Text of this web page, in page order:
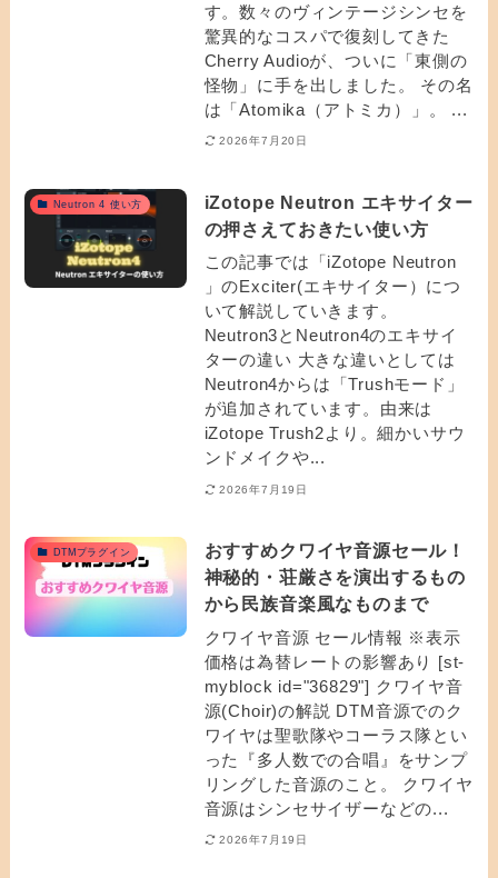
す。数々のヴィンテージシンセを
驚異的なコスパで復刻してきた
Cherry Audioが、ついに「東側の
怪物」に手を出しました。 その名
は「Atomika（アトミカ）」。 ...
2026年7月20日
Neutron 4 使い方
iZotope Neutron エキサイター
の押さえておきたい使い方
この記事では「iZotope Neutron
」のExciter(エキサイター）につ
いて解説していきます。
Neutron3とNeutron4のエキサイ
ターの違い 大きな違いとしては
Neutron4からは「Trushモード」
が追加されています。由来は
iZotope Trush2より。細かいサウ
ンドメイクや...
2026年7月19日
DTMプラグイン
おすすめクワイヤ音源セール！
神秘的・荘厳さを演出するもの
から民族音楽風なものまで
クワイヤ音源 セール情報 ※表示
価格は為替レートの影響あり [st-
myblock id="36829"] クワイヤ音
源(Choir)の解説 DTM音源でのク
ワイヤは聖歌隊やコーラス隊とい
った『多人数での合唱』をサンプ
リングした音源のこと。 クワイヤ
音源はシンセサイザーなどの...
2026年7月19日